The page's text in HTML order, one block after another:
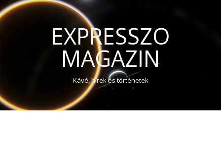
EXPRESSZO
MAGAZIN
Kávé, hírek és történetek